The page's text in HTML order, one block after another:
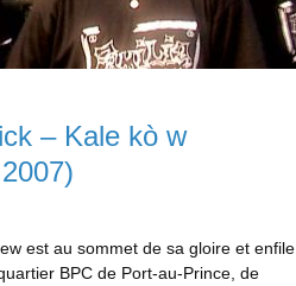
– Kale kò w
est au sommet de sa gloire et enfile
BPC de Port-au-Prince, de